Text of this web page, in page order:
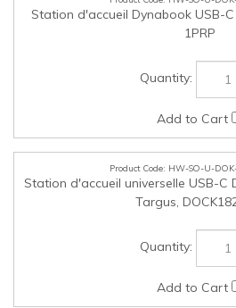
Station d'accueil universelle USB-C
Targus,
HW-SO-U-
Station d'accueil universelle USB-C